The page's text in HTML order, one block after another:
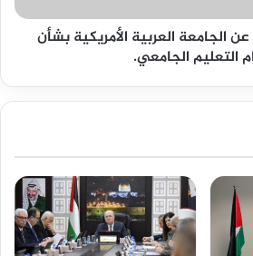
الجامعة العربية الأمريكية بشأن
التعليم الجامعي.